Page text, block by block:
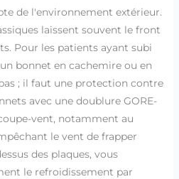
de l'environnement extérieur.
laissent souvent le front
Pour les patients ayant subi
bonnet en cachemire ou en
; il faut une protection contre
avec une doublure GORE-
vent, notamment au
le vent de frapper
des plaques, vous
le refroidissement par